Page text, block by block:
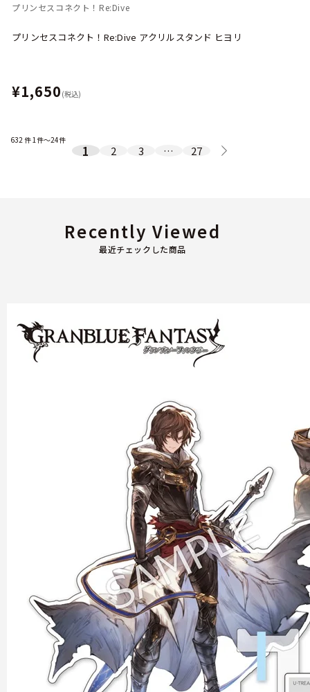
プリンセスコネクト！Re:Dive
プリンセスコネクト！Re:Dive アクリルスタンド ヒヨリ
¥1,650 (税込)
632 件1件～24件
1 2 3 … 27
最近チェックした商品
Recently Viewed